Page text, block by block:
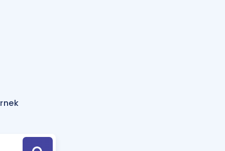
Hesaplama Aracı
için Öneriler
Tek Takvimde